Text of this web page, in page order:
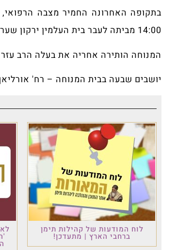
בתקופה האחרונה החמיר מצבה
14:00 מביתה לעבר בית העלמין ירקון שער פתח תקווה.
המנוחה הותירה אחריה את בעלה הרב
יושבים שבעה בבית המנוחה – רח' אורליאן 6, בני ברק (עד ערב חג
לוח המודעות של קהילות תימן
ברחבי הארץ | מתעדכן!